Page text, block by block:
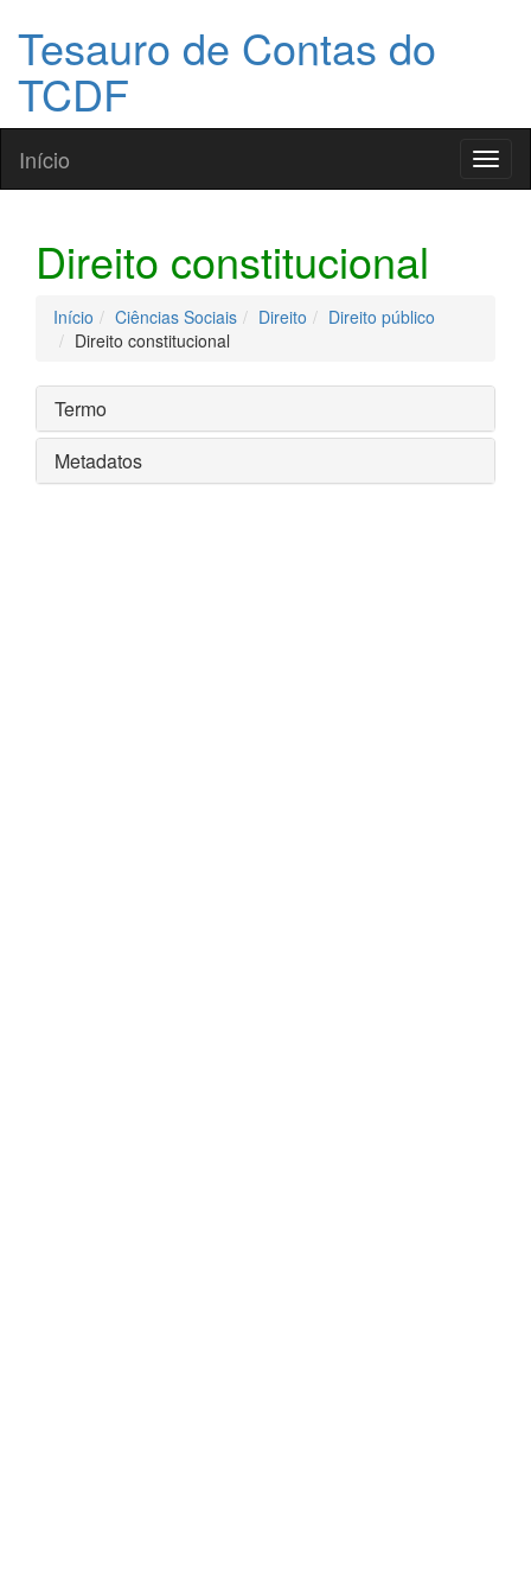
Tesauro de Contas do
TCDF
Início
Direito constitucional
Início Ciências Sociais Direito
Direito público
Direito constitucional
Termo
Metadatos